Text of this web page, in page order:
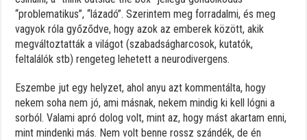
“problematikus”, “lázadó”. Szerintem meg forradalmi, és meg
vagyok róla győződve, hogy azok az emberek között, akik
megváltoztatták a világot (szabadságharcosok, kutatók,
feltalálók stb) rengeteg lehetett a neurodivergens.
Eszembe jut egy helyzet, ahol anyu azt kommentálta, hogy
nekem soha nem jó, ami másnak, nekem mindig ki kell lógni a
sorból. Valami apró dolog volt, mint az, hogy mást akartam enni,
mint mindenki más. Nem volt benne rossz szándék, de én